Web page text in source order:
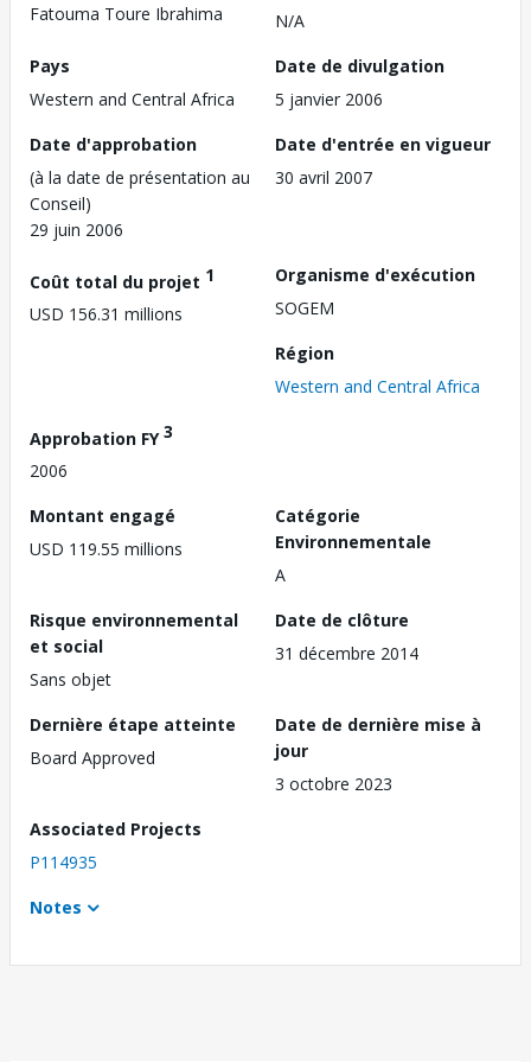
Fatouma Toure Ibrahima
N/A
Pays
Western and Central Africa
Date de divulgation
5 janvier 2006
Date d'approbation
(à la date de présentation au
Conseil)
29 juin 2006
Date d'entrée en vigueur
30 avril 2007
Coût total du projet 1
USD 156.31 millions
Organisme d'exécution
SOGEM
Région
Western and Central Africa
Approbation FY3
2006
Montant engagé
USD 119.55 millions
Catégorie
Environnementale
A
Risque environnemental
et social
Sans objet
Date de clôture
31 décembre 2014
Dernière étape atteinte
Board Approved
Date de dernière mise à
jour
3 octobre 2023
Associated Projects
P114935
Notes